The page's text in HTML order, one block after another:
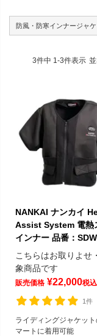
防風・防寒インナージャケ
3件中 1-3件表示
NANKAI ナンカイ
Assist System 電熱
インナー 品番：
こちらはお取りよせ
象商品です
販売価格 ¥22,000税込
1件
ライディングジャケッ
マートに着用可能